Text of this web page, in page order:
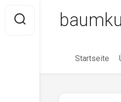
content
Startseite